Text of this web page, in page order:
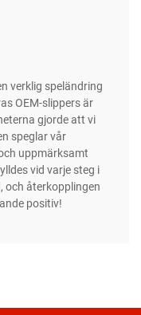
verklig speländring
OEM-slippers är
gjorde att vi
speglar vår
uppmärksamt
vid varje steg i
och återkopplingen
positiv!